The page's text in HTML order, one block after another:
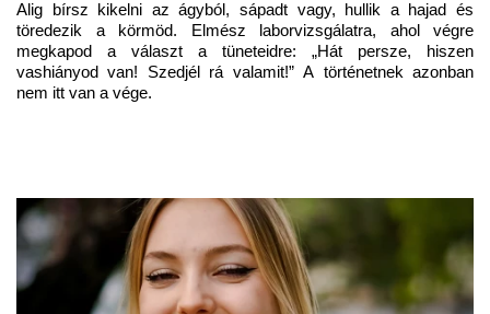
Alig bírsz kikelni az ágyból, sápadt vagy, hullik a hajad és
töredezik a körmöd. Elmész laborvizsgálatra, ahol végre
megkapod a választ a tüneteidre: „Hát persze, hiszen
vashiányod van! Szedjél rá valamit!” A történetnek azonban
nem itt van a vége.